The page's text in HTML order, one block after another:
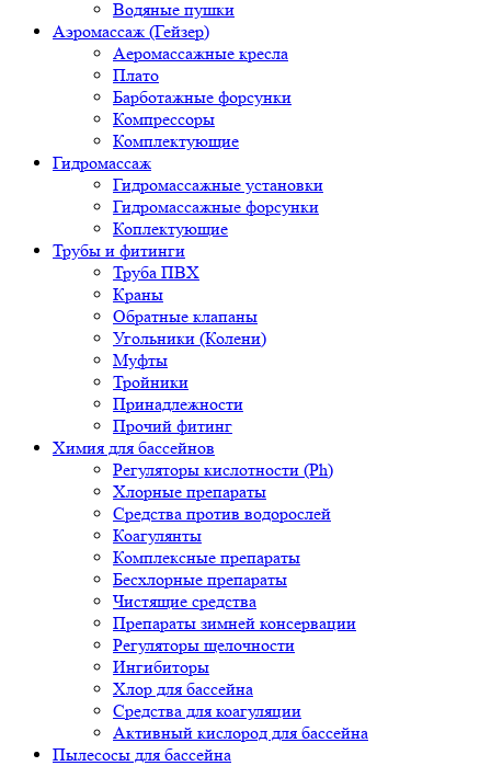
Водяные пушки
Аэромассаж (Гейзер)
Аеромассажные кресла
Плато
Барботажные форсунки
Компрессоры
Комплектующие
Гидромассаж
Гидромассажные установки
Гидромассажные форсунки
Коплектующие
Трубы и фитинги
Труба ПВХ
Краны
Обратные клапаны
Угольники (Колени)
Муфты
Тройники
Принадлежности
Прочий фитинг
Химия для бассейнов
Регуляторы кислотности (Ph)
Хлорные препараты
Средства против водорослей
Коагулянты
Комплексные препараты
Бесхлорные препараты
Чистящие средства
Препараты зимней консервации
Регуляторы щелочности
Ингибиторы
Хлор для бассейна
Средства для коагуляции
Активный кислород для бассейна
Пылесосы для бассейна